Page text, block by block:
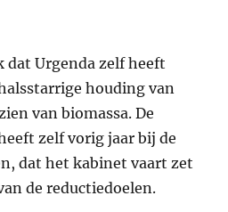
dat Urgenda zelf heeft
houding van
van biomassa. De
zelf vorig jaar bij de
dat het kabinet vaart zet
de reductiedoelen.